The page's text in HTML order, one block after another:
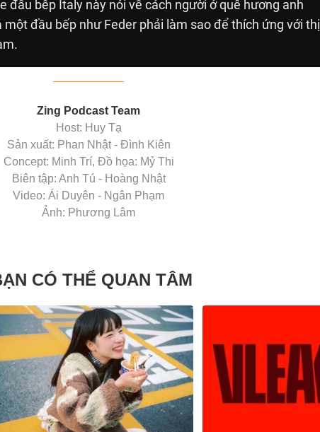
đầu bếp Italy này nói về cách người ở quê hương anh
một đầu bếp như Feder phải làm sao để thích ứng với thị
Zing Podcast Team
Host: Huy Tạ
Sản xuất: Phan Nhật - Đình Kiên
Concept: Minh Trí, Đồ họa: Mỷ Thi
Biên tập: Anh Tú - Hoàng Nhật
Video: Ái Duyên - Ngân Phạm
Ảnh: Phương Lâm
CÓ THỂ QUAN TÂM